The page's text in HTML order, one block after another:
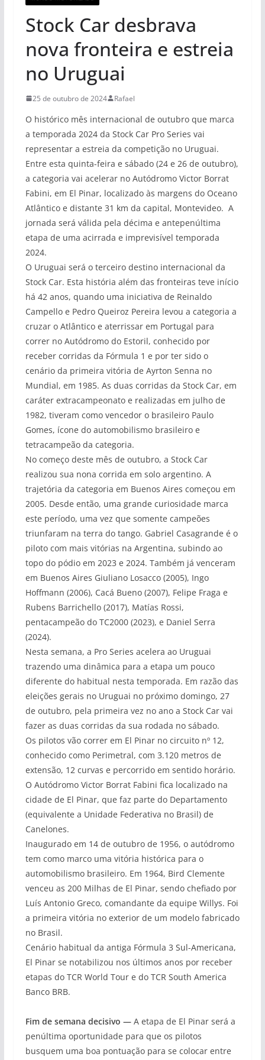
Stock Car desbrava
nova fronteira e estreia
no Uruguai
25 de outubro de 2024 Rafael
O histórico mês internacional de outubro que marca
a temporada 2024 da Stock Car Pro Series vai
representar a estreia da competição no Uruguai.
Entre esta quinta-feira e sábado (24 e 26 de outubro),
a categoria vai acelerar no Autódromo Victor Borrat
Fabini, em El Pinar, localizado às margens do Oceano
Atlântico e distante 31 km da capital, Montevideo. A
jornada será válida pela décima e antepenúltima
etapa de uma acirrada e imprevisível temporada
2024.
O Uruguai será o terceiro destino internacional da
Stock Car. Esta história além das fronteiras teve início
há 42 anos, quando uma iniciativa de Reinaldo
Campello e Pedro Queiroz Pereira levou a categoria a
cruzar o Atlântico e aterrissar em Portugal para
correr no Autódromo do Estoril, conhecido por
receber corridas da Fórmula 1 e por ter sido o
cenário da primeira vitória de Ayrton Senna no
Mundial, em 1985. As duas corridas da Stock Car, em
caráter extracampeonato e realizadas em julho de
1982, tiveram como vencedor o brasileiro Paulo
Gomes, ícone do automobilismo brasileiro e
tetracampeão da categoria.
No começo deste mês de outubro, a Stock Car
realizou sua nona corrida em solo argentino. A
trajetória da categoria em Buenos Aires começou em
2005. Desde então, uma grande curiosidade marca
este período, uma vez que somente campeões
triunfaram na terra do tango. Gabriel Casagrande é o
piloto com mais vitórias na Argentina, subindo ao
topo do pódio em 2023 e 2024. Também já venceram
em Buenos Aires Giuliano Losacco (2005), Ingo
Hoffmann (2006), Cacá Bueno (2007), Felipe Fraga e
Rubens Barrichello (2017), Matías Rossi,
pentacampeão do TC2000 (2023), e Daniel Serra
(2024).
Nesta semana, a Pro Series acelera ao Uruguai
trazendo uma dinâmica para a etapa um pouco
diferente do habitual nesta temporada. Em razão das
eleições gerais no Uruguai no próximo domingo, 27
de outubro, pela primeira vez no ano a Stock Car vai
fazer as duas corridas da sua rodada no sábado.
Os pilotos vão correr em El Pinar no circuito nº 12,
conhecido como Perimetral, com 3.120 metros de
extensão, 12 curvas e percorrido em sentido horário.
O Autódromo Victor Borrat Fabini fica localizado na
cidade de El Pinar, que faz parte do Departamento
(equivalente a Unidade Federativa no Brasil) de
Canelones.
Inaugurado em 14 de outubro de 1956, o autódromo
tem como marco uma vitória histórica para o
automobilismo brasileiro. Em 1964, Bird Clemente
venceu as 200 Milhas de El Pinar, sendo chefiado por
Luís Antonio Greco, comandante da equipe Willys. Foi
a primeira vitória no exterior de um modelo fabricado
no Brasil.
Cenário habitual da antiga Fórmula 3 Sul-Americana,
El Pinar se notabilizou nos últimos anos por receber
etapas do TCR World Tour e do TCR South America
Banco BRB.
Fim de semana decisivo —A etapa de El Pinar será a
penúltima oportunidade para que os pilotos
busquem uma boa pontuação para se colocar entre